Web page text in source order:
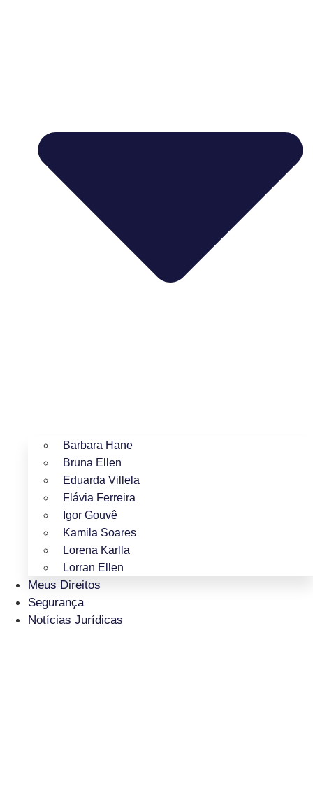
Barbara Hane
Bruna Ellen
Eduarda Villela
Flávia Ferreira
Igor Gouvê
Kamila Soares
Lorena Karlla
Lorran Ellen
Meus Direitos
Segurança
Notícias Jurídicas